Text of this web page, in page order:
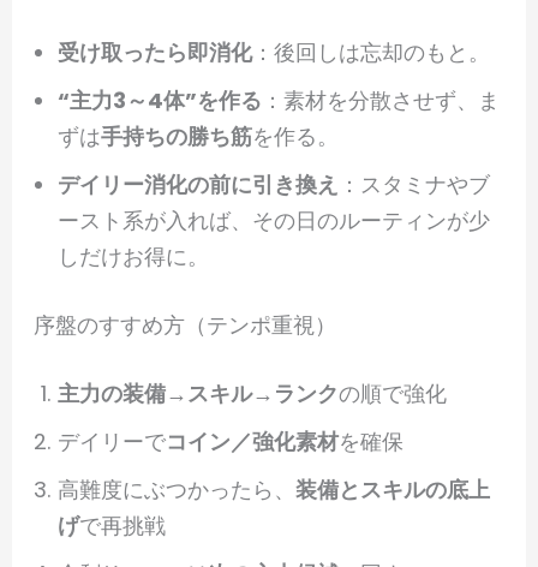
受け取ったら即消化：後回しは忘却のもと。
“主力3～4体”を作る ：素材を分散させず、ま
ずは手持ちの勝ち筋を作る。
デイリー消化の前に引き換え ：スタミナやブ
ースト系が入れば、その日のルーティンが少
しだけお得に。
序盤のすすめ方（テンポ重視）
主力の装備→スキル→ランクの順で強化
デイリーでコイン／強化素材を確保
高難度にぶつかったら、装備とスキルの底上
げで再挑戦